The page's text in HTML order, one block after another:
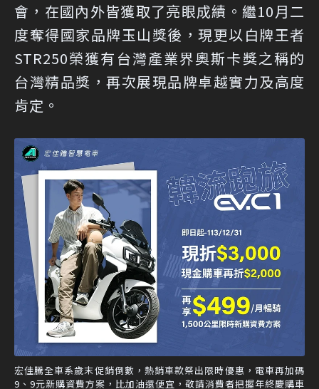
會，在國內外皆獲取了亮眼成績。繼10月二
度奪得國家品牌玉山獎後，現更以白牌王者
STR250榮獲有台灣產業界奧斯卡獎之稱的
台灣精品獎，再次展現品牌卓越實力及高度
肯定。
宏佳騰全車系歲末促銷倒數，熱銷車款祭出限時優惠，電車再加碼
9、9元新購資費方案，比加油還便宜，敬請消費者把握年終慶購車